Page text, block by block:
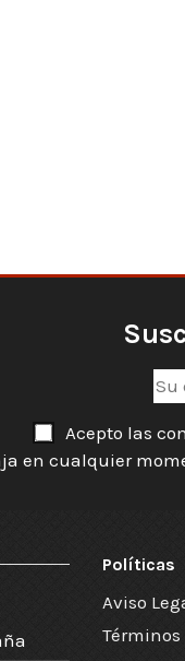
Acepto las
en cualquier
Políticas
Aviso
Términos